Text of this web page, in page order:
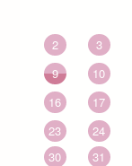
2 3
9 10
16
17
23 24
30 31